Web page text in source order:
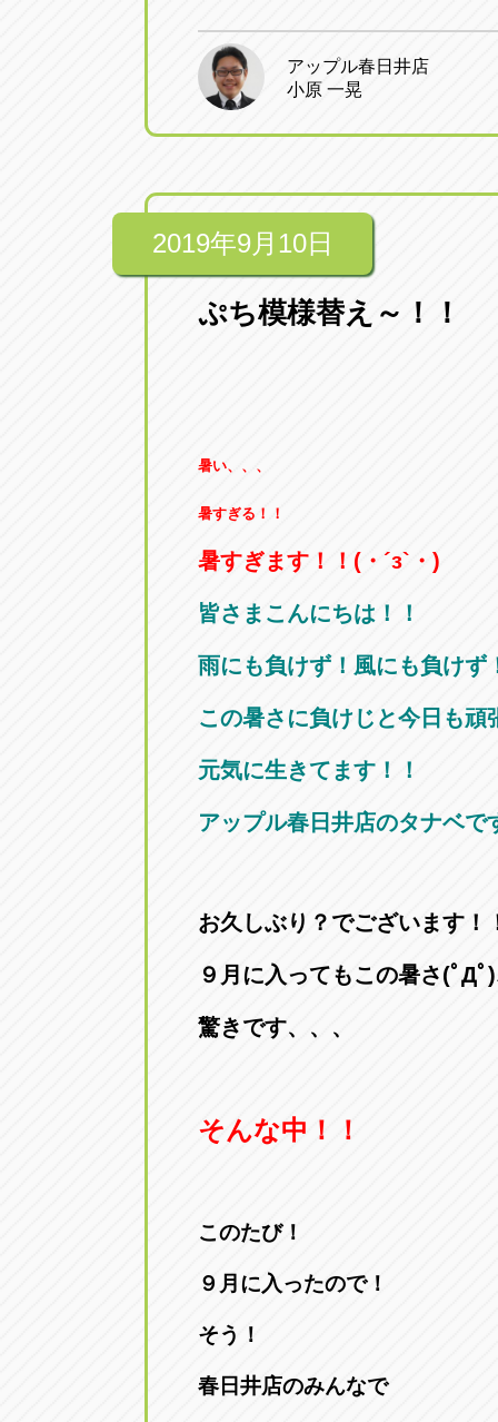
アップル春日井店
小原 一晃
2019年9月10日
ぷち模様替え～！！
暑い、、、
暑すぎる！！
暑すぎます！！(・´з`・)
皆さまこんにちは！！
雨にも負けず！風にも負けず
この暑さに負けじと今日も頑
元気に生きてます！！
アップル春日井店のタナベで
お久しぶり？でございます！
９月に入ってもこの暑さ(ﾟДﾟ
驚きです、、、
そんな中！！
このたび！
９月に入ったので！
そう！
春日井店のみんなで